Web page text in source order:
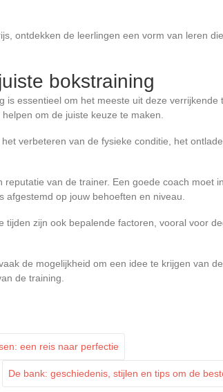
ontdekken de leerlingen een vorm van leren
bokstraining
is essentieel om het meeste uit deze verrijkende
om de juiste keuze te maken.
verbeteren van de fysieke conditie, het
van de trainer. Een goede coach moet
op jouw behoeften en niveau.
tijden zijn ook bepalende factoren, vooral voor
de mogelijkheid om een idee te krijgen van
de training.
een reis naar perfectie
De bank: geschiedenis, stijlen en tips om de